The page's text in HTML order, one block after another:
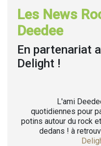
Les News
Deedee
En partenariat
Delight !
L'ami
quotidiennes pour
potins autour du rock
dedans ! à